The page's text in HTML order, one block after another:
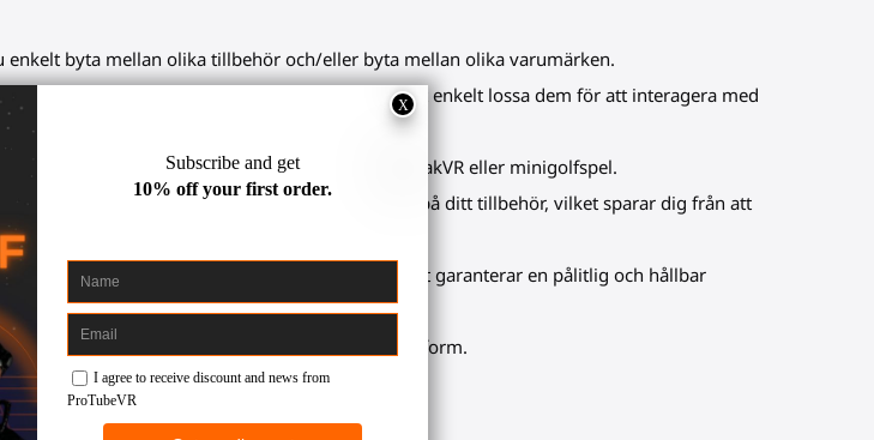
byta mellan olika tillbehör och/eller byta mellan olika varumärken.
VR-joystick. Bevara din fria handfrihet genom att enkelt lossa dem för att interagera med
igen.
för intensiva spel som BeatSaber eller KayakVR eller minigolfspel.
unika design gör att du enkelt kan byta fästen på ditt tillbehör, vilket sparar dig från att
av förstklassiga material och säkra fästen, vilket garanterar en pålitlig och hållbar
din kontroll och säkerställer en perfekt passform.